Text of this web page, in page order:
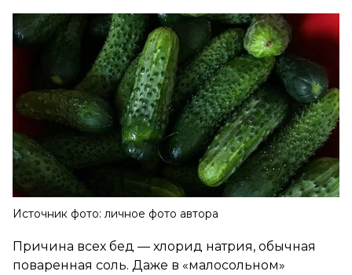
Источник фото: личное фото автора
Причина всех бед — хлорид натрия, обычная
поваренная соль. Даже в «малосольном»